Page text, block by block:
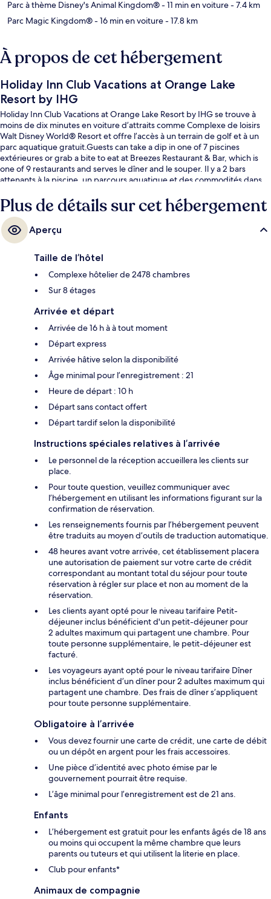
Parc à thème Disney's Animal Kingdom®- 11 min en voiture- 7.4 km
Parc Magic Kingdom®- 16 min en voiture- 17.8 km
À propos de cet hébergement
Holiday Inn Club Vacations at Orange Lake
Resort by IHG
Holiday Inn Club Vacations at Orange Lake Resort by IHG se trouve à
moins de dix minutes en voiture d’attraits comme Complexe de loisirs
Walt Disney World® Resort et offre l’accès à un terrain de golf et à un
parc aquatique gratuit.Guests can take a dip in one of 7 piscines
extérieures or grab a bite to eat at Breezes Restaurant & Bar, which is
one of 9 restaurants and serves le dîner and le souper. Il y a 2 bars
attenants à la piscine, un parcours aquatique et des commodités dans
Les autres voyageurs adorent la piscine et le personnel serviable.
Plus de détails sur cet hébergement
Aperçu
Taille de l’hôtel
Complexe hôtelier de 2478 chambres
Sur 8 étages
Arrivée et départ
Arrivée de 16 h à à tout moment
Départ express
Arrivée hâtive selon la disponibilité
Âge minimal pour l’enregistrement : 21
Heure de départ : 10 h
Départ sans contact offert
Départ tardif selon la disponibilité
Instructions spéciales relatives à l’arrivée
Le personnel de la réception accueillera les clients sur
place.
Pour toute question, veuillez communiquer avec
l’hébergement en utilisant les informations figurant sur la
confirmation de réservation.
Les renseignements fournis par l’hébergement peuvent
être traduits au moyen d’outils de traduction automatique.
48 heures avant votre arrivée, cet établissement placera
une autorisation de paiement sur votre carte de crédit
correspondant au montant total du séjour pour toute
réservation à régler sur place et non au moment de la
réservation.
Les clients ayant opté pour le niveau tarifaire Petit-
déjeuner inclus bénéficient d'un petit-déjeuner pour
2 adultes maximum qui partagent une chambre. Pour
toute personne supplémentaire, le petit-déjeuner est
facturé.
Les voyageurs ayant opté pour le niveau tarifaire Dîner
inclus bénéficient d’un dîner pour 2 adultes maximum qui
partagent une chambre. Des frais de dîner s’appliquent
pour toute personne supplémentaire.
Obligatoire à l’arrivée
Vous devez fournir une carte de crédit, une carte de débit
ou un dépôt en argent pour les frais accessoires.
Une pièce d’identité avec photo émise par le
gouvernement pourrait être requise.
L’âge minimal pour l’enregistrement est de 21 ans.
Enfants
L’hébergement est gratuit pour les enfants âgés de 18 ans
ou moins qui occupent la même chambre que leurs
parents ou tuteurs et qui utilisent la literie en place.
Club pour enfants*
Animaux de compagnie